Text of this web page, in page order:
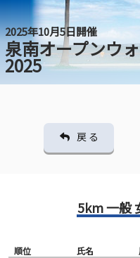
2025年10月5日開催
泉南オープンウ
2025
戻 る
5km 一般
順位 氏名